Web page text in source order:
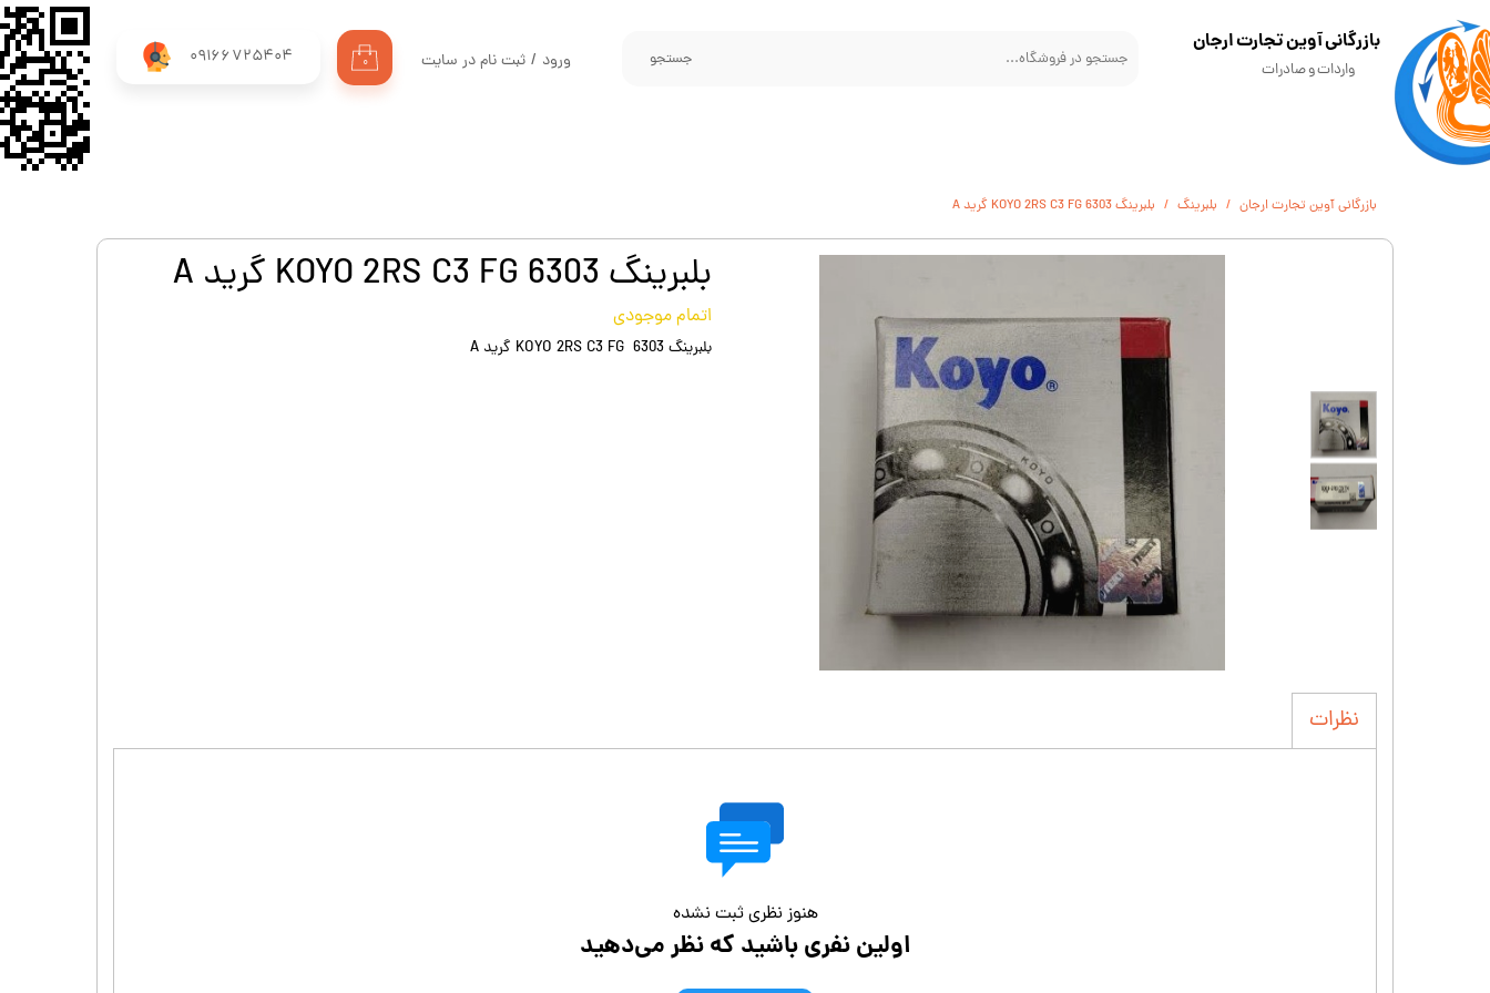
09166725404 جستجو ۰ ورود / ثبت نام در سایت
​بازرگانی آوین تجارت ارجان
واردات و صادرات
بازرگانی آوین تجارت ارجان بلبرینگ بلبرينگ 6303 KOYO 2RS C3 FG گرید A
بلبرينگ 6303 KOYO 2RS C3 FG گرید A
اتمام موجودی
بلبرينگ 6303 KOYO 2RS C3 FG گرید A
نظرات
هنوز نظری ثبت نشده
اولین نفری باشید که نظر می‌دهید